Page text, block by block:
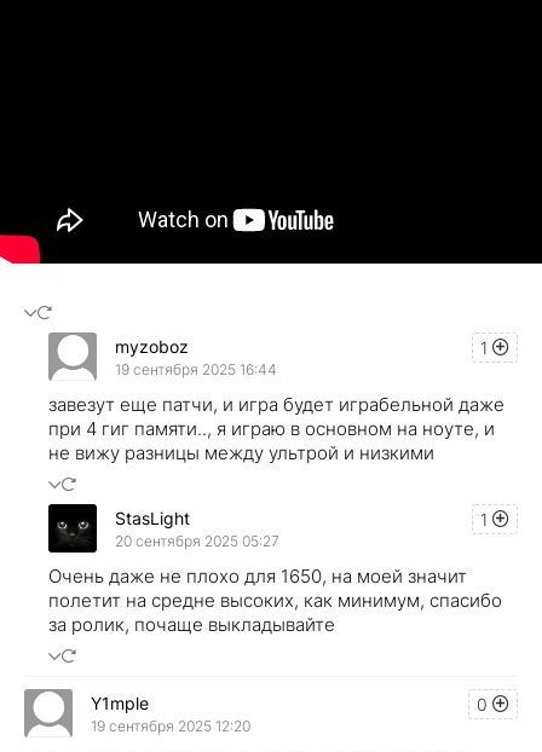
1
myzoboz
19 сентября 2025 16:44
завезут еще патчи, и игра будет играбельной даже
при 4 гиг памяти.., я играю в основном на ноуте, и
не вижу разницы между ультрой и низкими
1
StasLight
20 сентября 2025 05:27
Очень даже не плохо для 1650, на моей значит
полетит на средне высоких, как минимум, спасибо
за ролик, почаще выкладывайте
0
Y1mple
19 сентября 2025 12:20